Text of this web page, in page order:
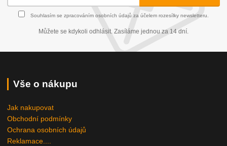
Souhlasím se zpracováním osobních údajů za účelem rozesílky newsletteru.
Můžete se kdykoli odhlásit. Zasíláme jednou za 14 dní.
Vše o nákupu
Jak nakupovat
Obchodní podmínky
Ochrana osobních údajů
Reklamace....